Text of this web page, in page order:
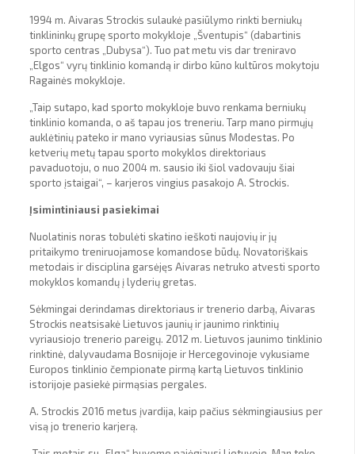
1994 m. Aivaras Strockis sulaukė pasiūlymo rinkti berniukų
tinklininkų grupę sporto mokykloje „Šventupis“ (dabartinis
sporto centras „Dubysa“). Tuo pat metu vis dar treniravo
„Elgos“ vyrų tinklinio komandą ir dirbo kūno kultūros mokytoju
Ragainės mokykloje.
„Taip sutapo, kad sporto mokykloje buvo renkama berniukų
tinklinio komanda, o aš tapau jos treneriu. Tarp mano pirmųjų
auklėtinių pateko ir mano vyriausias sūnus Modestas. Po
ketverių metų tapau sporto mokyklos direktoriaus
pavaduotoju, o nuo 2004 m. sausio iki šiol vadovauju šiai
sporto įstaigai“, – karjeros vingius pasakojo A. Strockis.
Įsimintiniausi pasiekimai
Nuolatinis noras tobulėti skatino ieškoti naujovių ir jų
pritaikymo treniruojamose komandose būdų. Novatoriškais
metodais ir disciplina garsėjęs Aivaras netruko atvesti sporto
mokyklos komandų į lyderių gretas.
Sėkmingai derindamas direktoriaus ir trenerio darbą, Aivaras
Strockis neatsisakė Lietuvos jaunių ir jaunimo rinktinių
vyriausiojo trenerio pareigų. 2012 m. Lietuvos jaunimo tinklinio
rinktinė, dalyvaudama Bosnijoje ir Hercegovinoje vykusiame
Europos tinklinio čempionate pirmą kartą Lietuvos tinklinio
istorijoje pasiekė pirmąsias pergales.
A. Strockis 2016 metus įvardija, kaip pačius sėkmingiausius per
visą jo trenerio karjerą.